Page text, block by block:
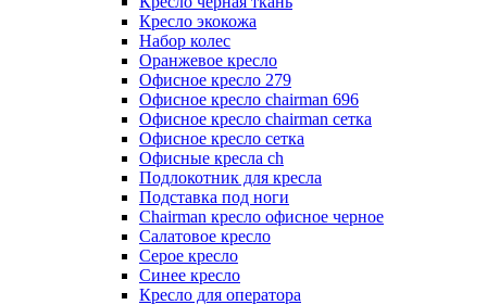
Кресло экокожа
Набор колес
Оранжевое кресло
Офисное кресло 279
Офисное кресло chairman 696
Офисное кресло chairman сетка
Офисное кресло сетка
Офисные кресла ch
Подлокотник для кресла
Подставка под ноги
Сhairman кресло офисное черное
Салатовое кресло
Серое кресло
Синее кресло
Кресло для оператора